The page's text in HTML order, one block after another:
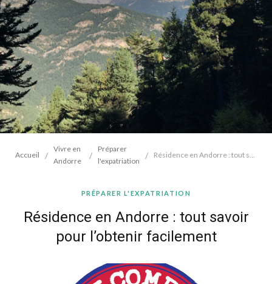
Accueil /
Vivre en
Andorre
/
Préparer
l'expatriation
/ Résidence en Andorre : tout savoir pour l’obtenir facilement
PRÉPARER L'EXPATRIATION
Résidence en Andorre : tout savoir
pour l’obtenir facilement